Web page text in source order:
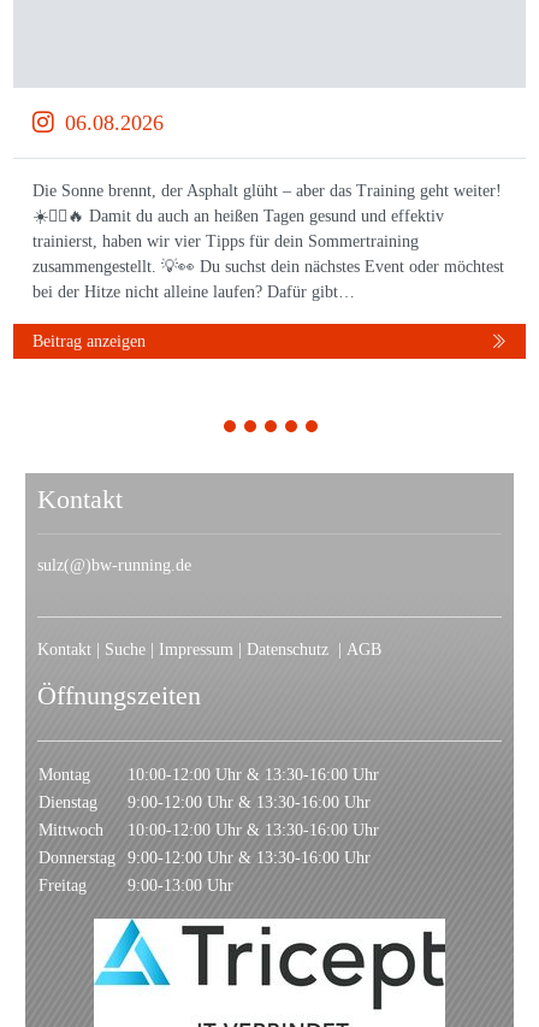
06.08.2026
Die Sonne brennt, der Asphalt glüht – aber das Training geht weiter!
☀️🏃‍♀️🔥 Damit du auch an heißen Tagen gesund und effektiv
trainierst, haben wir vier Tipps für dein Sommertraining
zusammengestellt. 💡👀 Du suchst dein nächstes Event oder möchtest
bei der Hitze nicht alleine laufen? Dafür gibt…
Beitrag anzeigen
1 2 3 4 5
Kontakt
sulz(@)bw-running.de
Kontakt Suche Impressum Datenschutz AGB
Öffnungszeiten
Montag
10:00-12:00 Uhr & 13:30-16:00 Uhr
Dienstag
9:00-12:00 Uhr & 13:30-16:00 Uhr
Mittwoch
10:00-12:00 Uhr & 13:30-16:00 Uhr
Donnerstag
9:00-12:00 Uhr & 13:30-16:00 Uhr
Freitag
9:00-13:00 Uhr